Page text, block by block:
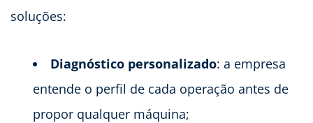
soluções:
Diagnóstico personalizado: a empresa
entende o perfil de cada operação antes de
propor qualquer máquina;